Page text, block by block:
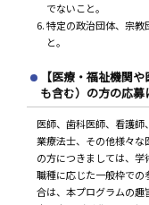
でないこと。
特定の政治団体、宗教
と。
【医療・福祉機関
も含む）の方の応募
医師、歯科医師、看護
業療法士、その他様々
の方につきましては、
職種に応じた一般枠での
合は、本プログラムの趣